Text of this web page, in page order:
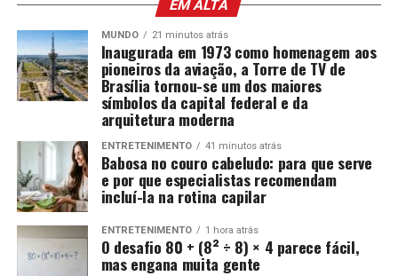
EM ALTA
MUNDO 21 minutos atrás
Inaugurada em 1973 como homenagem aos
pioneiros da aviação, a Torre de TV de
Brasília tornou-se um dos maiores
símbolos da capital federal e da
arquitetura moderna
ENTRETENIMENTO 41 minutos atrás
Babosa no couro cabeludo: para que serve
e por que especialistas recomendam
incluí-la na rotina capilar
ENTRETENIMENTO 1 hora atrás
O desafio 80 + (8² ÷ 8) × 4 parece fácil,
mas engana muita gente